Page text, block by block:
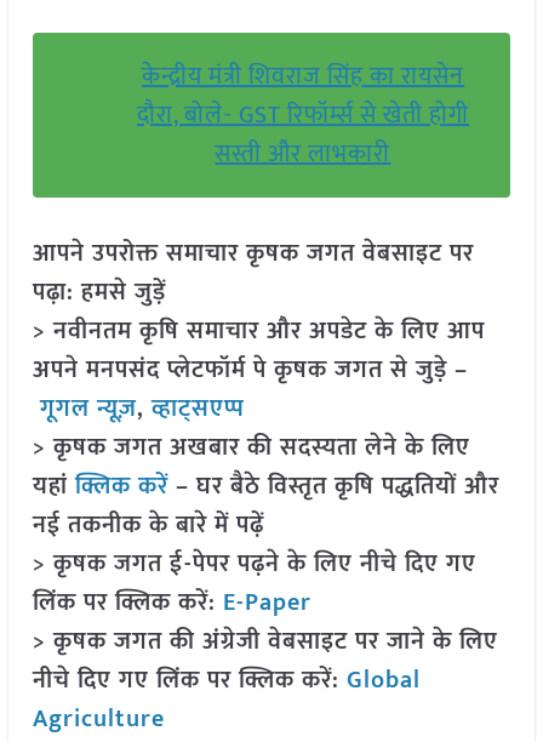
केन्द्रीय मंत्री शिवराज सिंह का रायसेन
दौरा, बोले- GST रिफॉर्म्स से खेती होगी
सस्ती और लाभकारी
आपने उपरोक्त समाचार कृषक जगत वेबसाइट पर
पढ़ा: हमसे जुड़ें
> नवीनतम कृषि समाचार और अपडेट के लिए आप
अपने मनपसंद प्लेटफॉर्म पे कृषक जगत से जुड़े –
गूगल न्यूज़,व्हाट्सएप्प
> कृषक जगत अखबार की सदस्यता लेने के लिए
यहांक्लिक करें– घर बैठे विस्तृत कृषि पद्धतियों और
नई तकनीक के बारे में पढ़ें
> कृषक जगत ई-पेपर पढ़ने के लिए नीचे दिए गए
लिंक पर क्लिक करें: E-Paper
> कृषक जगत की अंग्रेजी वेबसाइट पर जाने के लिए
नीचे दिए गए लिंक पर क्लिक करें: Global
Agriculture